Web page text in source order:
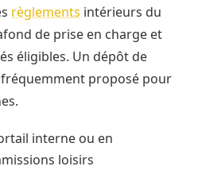
règlements intérieurs du
de prise en charge et
éligibles. Un dépôt de
proposé pour
interne ou en
loisirs